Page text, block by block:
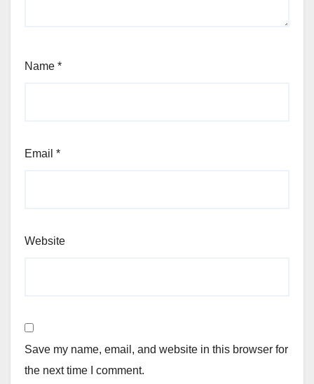
Name *
Email *
Website
Save my name, email, and website in this browser for
the next time I comment.